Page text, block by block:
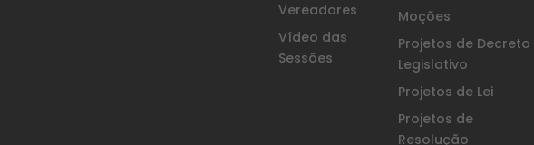
Vereadores
Vídeo das
Sessões
Moções
Projetos de Decreto
Legislativo
Projetos de Lei
Projetos de
Resolução